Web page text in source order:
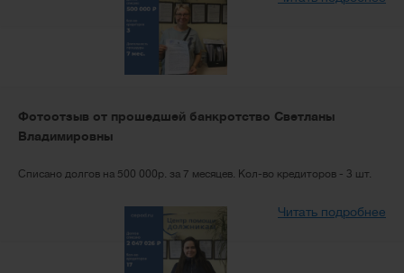
Фотоотзыв от прошедшей банкротство Светланы
Владимировны
Списано долгов на 500 000р. за 7 месяцев. Кол-во кредиторов - 3 шт.
Читать подробнее